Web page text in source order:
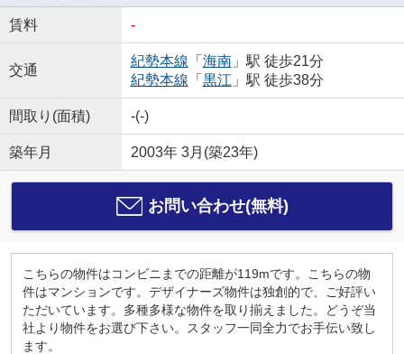
賃料 -
交通
紀勢本線 「 海南」駅 徒歩21分
紀勢本線 「 黒江 」駅 徒歩38分
間取り(面積) -(-)
築年月 2003年 3月(築23年)
お問い合わせ(無料)
こちらの物件はコンビニまでの距離が119mです。こちらの物
件はマンションです。デザイナーズ物件は独創的で、ご好評い
ただいています。多種多様な物件を取り揃えました。どうぞ当
社より物件をお選び下さい。スタッフ一同全力でお手伝い致し
ます。